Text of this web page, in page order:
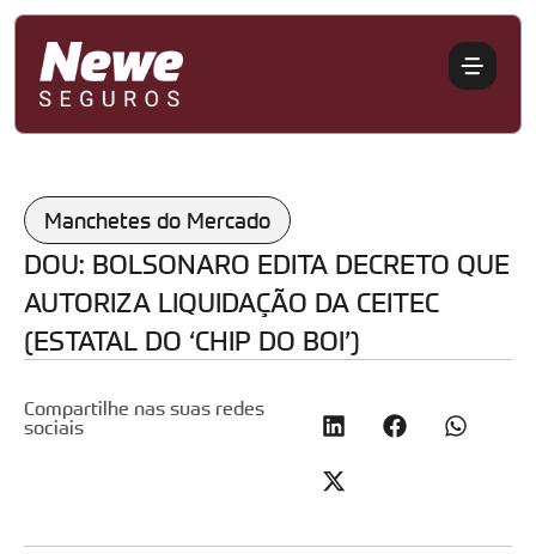
Manchetes do Mercado
DOU: BOLSONARO EDITA DECRETO QUE
AUTORIZA LIQUIDAÇÃO DA CEITEC
(ESTATAL DO ‘CHIP DO BOI’)
Compartilhe nas suas redes
sociais